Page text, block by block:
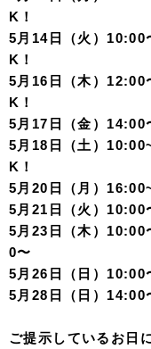
K！
5月14日（火）
K！
5月16日（木）
K！
5月17日（金）
5月18日（土）
K！
5月20日（月）
5月21日（火）10:00
5月23日（木）
0〜
5月26日（日）
5月28日（日）14:00
ご提示しているお日